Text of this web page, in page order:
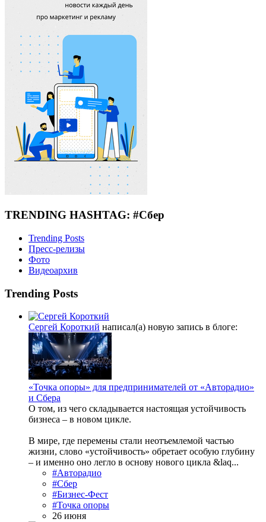
TRENDING HASHTAG: #Сбер
Trending Posts
Пресс-релизы
Фото
Видеоархив
Trending Posts
Сергей Короткий написал(а) новую запись в блоге:
«Точка опоры» для предпринимателей от «Авторадио»
и Сбера
О том, из чего складывается настоящая устойчивость
бизнеса – в новом цикле.
В мире, где перемены стали неотъемлемой частью
жизни, слово «устойчивость» обретает особую глубину
– и именно оно легло в основу нового цикла &laq...
#Авторадио
#Сбер
#Бизнес-Фест
#Точка опоры
26 июня